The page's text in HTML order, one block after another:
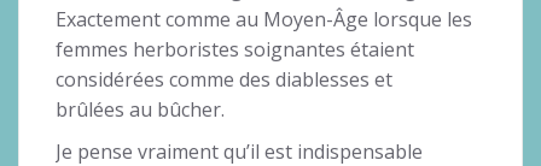
Exactement comme au Moyen-Âge lorsque les
femmes herboristes soignantes étaient
considérées comme des diablesses et
brûlées au bûcher.
Je pense vraiment qu’il est indispensable